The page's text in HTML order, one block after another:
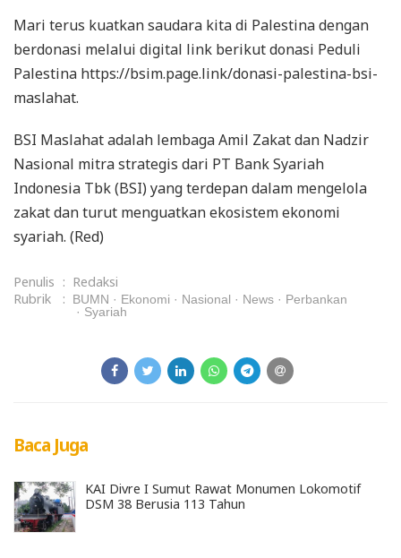
Mari terus kuatkan saudara kita di Palestina dengan
berdonasi melalui digital link berikut donasi Peduli
Palestina https://bsim.page.link/donasi-palestina-bsi-
maslahat.
BSI Maslahat adalah lembaga Amil Zakat dan Nadzir
Nasional mitra strategis dari PT Bank Syariah
Indonesia Tbk (BSI) yang terdepan dalam mengelola
zakat dan turut menguatkan ekosistem ekonomi
syariah. (Red)
Penulis : Redaksi
Rubrik
: BUMN Ekonomi Nasional News
Perbankan
Syariah
Baca Juga
KAI Divre I Sumut Rawat Monumen Lokomotif
DSM 38 Berusia 113 Tahun